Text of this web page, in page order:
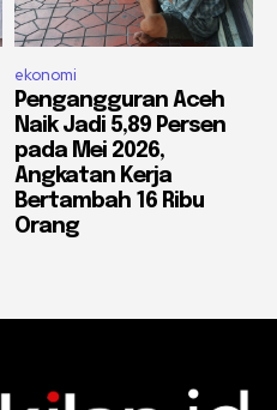
ekonomi
Pengangguran Aceh
Naik Jadi 5,89 Persen
pada Mei 2026,
Angkatan Kerja
Bertambah 16 Ribu
Orang